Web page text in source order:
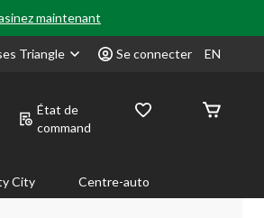
maintenant
Triangle Se connecter EN
État de
command
City Centre-auto